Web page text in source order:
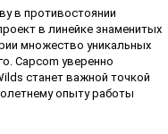
в противостоянии
в линейке знаменитых
множество уникальных
Capcom уверенно
станет важной точкой
опыту работы